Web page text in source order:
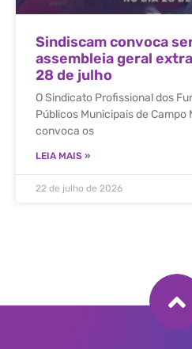
Sindiscam convoca
assembleia geral
28 de julho
O Sindicato Profissional dos
Públicos Municipais de Campo
convoca os
LEIA MAIS »
22 de julho de 2026